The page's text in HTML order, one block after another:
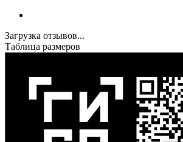
Загрузка отзывов...
Таблица размеров